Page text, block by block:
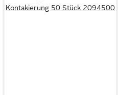
Kontakierung 50 Stück 2094500